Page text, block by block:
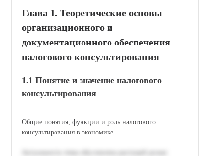
Глава 1. Теоретические основы
организационного и
документационного обеспечения
налогового консультирования
1.1 Понятие и значение налогового
консультирования
Общие понятия, функции и роль налогового
консультирования в экономике.